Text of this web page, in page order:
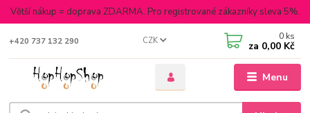
Větší nákup = doprava ZDARMA. Pro registrované zákazníky sleva 5%.
Menu
CZK
+420 737 132 290 0 ks
za 0,00 Kč